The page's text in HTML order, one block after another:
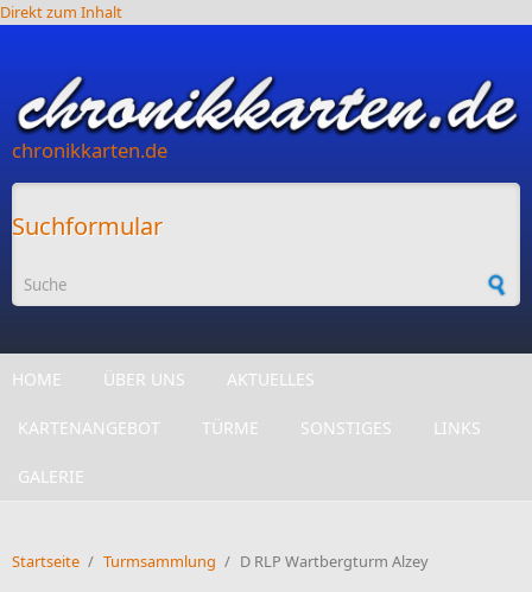
Direkt zum Inhalt
chronikkarten.de
Suchformular
HOME ÜBER UNS AKTUELLES
KARTENANGEBOT TÜRME SONSTIGES LINKS
GALERIE
Startseite / Turmsammlung / D RLP Wartbergturm Alzey